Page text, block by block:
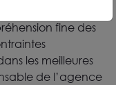
fine des
les meilleures
de l’agence